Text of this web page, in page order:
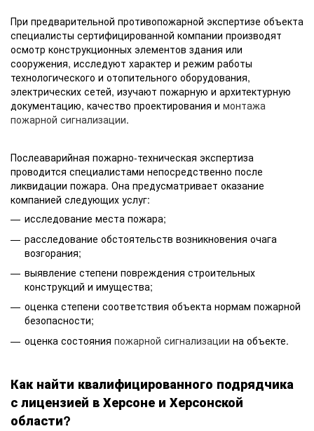
При предварительной противопожарной экспертизе объекта
специалисты сертифицированной компании производят
осмотр конструкционных элементов здания или
сооружения, исследуют характер и режим работы
технологического и отопительного оборудования,
электрических сетей, изучают пожарную и архитектурную
документацию, качество проектирования и монтажа
пожарной сигнализации.
Послеаварийная пожарно-техническая экспертиза
проводится специалистами непосредственно после
ликвидации пожара. Она предусматривает оказание
компанией следующих услуг:
исследование места пожара;
расследование обстоятельств возникновения очага
возгорания;
выявление степени повреждения строительных
конструкций и имущества;
оценка степени соответствия объекта нормам пожарной
безопасности;
оценка состояния пожарной сигнализации на объекте.
Как найти квалифицированного подрядчика
с лицензией в Херсоне и Херсонской
области?